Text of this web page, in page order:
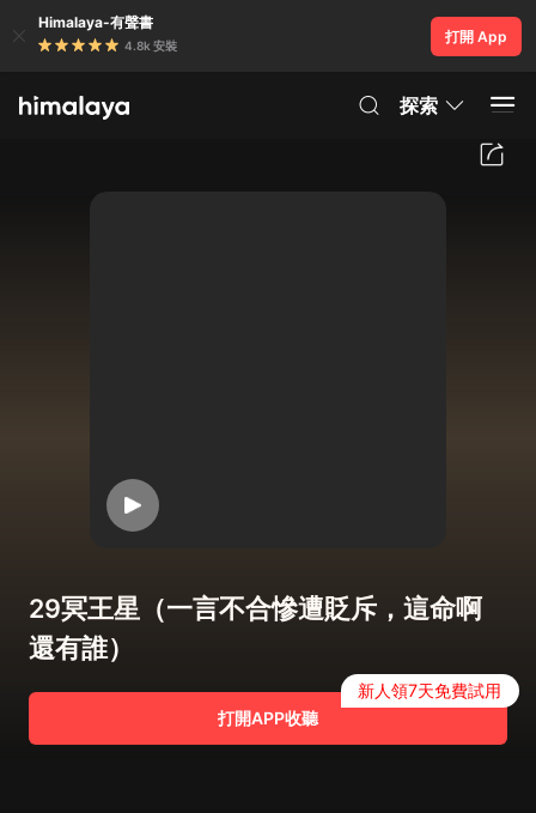
Himalaya-有聲書
4.8k 安裝
打開 App
探索
29冥王星（一言不合慘遭貶斥，這命啊
還有誰）
打開APP收聽
新人領7天免費試用